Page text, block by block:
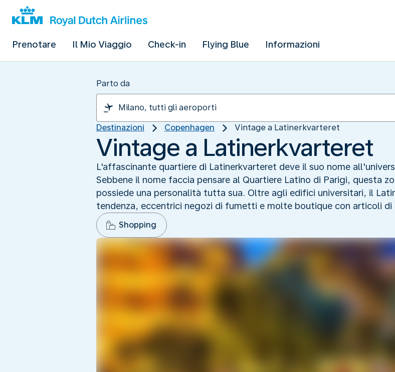
Prenotare Il Mio Viaggio Check-in Flying Blue Informazioni
Parto da
Destinazioni Copenhagen Vintage a Latinerkvarteret
Vintage a Latinerkvarteret
L'affascinante quartiere di Latinerkvarteret deve il suo nome
Sebbene il nome faccia pensare al Quartiere Latino di Parigi, questa
possiede una personalità tutta sua. Oltre agli edifici universitari, il
tendenza, eccentrici negozi di fumetti e molte boutique con articoli di
Shopping